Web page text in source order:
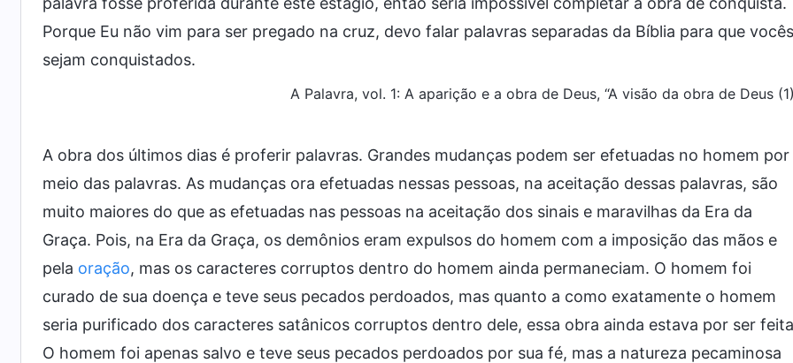
Porque Eu não vim para ser pregado na cruz, devo falar palavras separadas da Bíblia para que vocês
sejam conquistados.
A Palavra, vol. 1: A aparição e a obra de Deus, “A visão da obra de Deus
A obra dos últimos dias é proferir palavras. Grandes mudanças podem ser efetuadas no homem por
meio das palavras. As mudanças ora efetuadas nessas pessoas, na aceitação dessas palavras, são
muito maiores do que as efetuadas nas pessoas na aceitação dos sinais e maravilhas da Era da
Graça. Pois, na Era da Graça, os demônios eram expulsos do homem com a imposição das mãos e
pela oração, mas os caracteres corruptos dentro do homem ainda permaneciam. O homem foi
curado de sua doença e teve seus pecados perdoados, mas quanto a como exatamente o homem
seria purificado dos caracteres satânicos corruptos dentro dele, essa obra ainda estava por ser
O homem foi apenas salvo e teve seus pecados perdoados por sua fé, mas a natureza pecaminosa